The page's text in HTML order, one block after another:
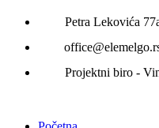
Petra Lekovića
Projektni biro -